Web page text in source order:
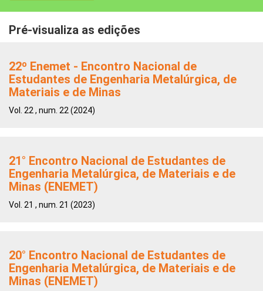
Pré-visualiza as edições
22º Enemet - Encontro Nacional de
Estudantes de Engenharia Metalúrgica, de
Materiais e de Minas
Vol. 22 , num. 22 (2024)
21° Encontro Nacional de Estudantes de
Engenharia Metalúrgica, de Materiais e de
Minas (ENEMET)
Vol. 21 , num. 21 (2023)
20° Encontro Nacional de Estudantes de
Engenharia Metalúrgica, de Materiais e de
Minas (ENEMET)